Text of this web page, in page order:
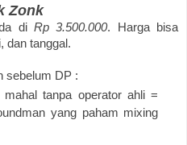
Zonk
di Rp 3.500.000. Harga bisa
dan tanggal.
sebelum DP :
tanpa operator ahli =
yang paham mixing